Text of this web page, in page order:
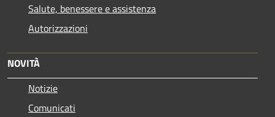
Salute, benessere e assistenza
Autorizzazioni
NOVITÀ
Notizie
Comunicati